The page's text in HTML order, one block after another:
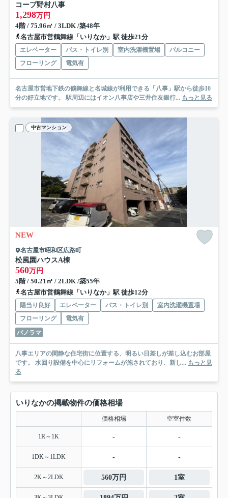
コープ野村八事
1,298万円
4階 / 75.96㎡ / 3LDK /築48年
名古屋市営鶴舞線「いりなか」駅 徒歩21分
エレベーター バス・トイレ別 室内洗濯機置場
バルコニー
フローリング
電気有
名古屋市営地下鉄の鶴舞線と名城線が利用できる「八事」駅から徒歩10
分の好立地です。 駅周辺にはイオン八事店や三井住友銀行... もっと見る
中古マンション
NEW
名古屋市昭和区広路町
松風園ハウスA棟
560万円
5階 / 50.21㎡ / 2LDK /築55年
名古屋市営鶴舞線「いりなか」駅 徒歩12分
陽当り良好 エレベーター バス・トイレ別
室内洗濯機置場
フローリング
電気有
パノラマ
八事エリアの閑静な住宅街に位置する、明るい日差しが差し込むお部屋
です。 水回り設備を中心にリフォームが施されており、新し... もっと見
る
いりなかの掲載物件の価格相場
価格相場 空室件数
1R～1K - -
1DK～1LDK - -
2K～2LDK 560万円 1室